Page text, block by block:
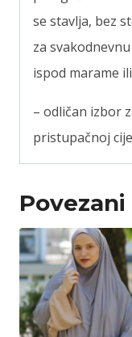
se stavlja, bez
za
ispod marame
– odličan izbor
pristupačnoj